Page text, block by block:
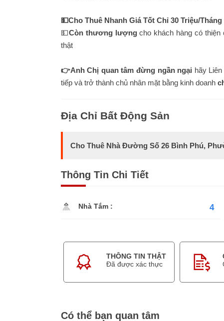
💵Cho Thuê Nhanh Giá Tốt Chỉ 30 Triệu/Tháng
💵Còn thương lượngcho khách hàng có thiện
thật
👉Anh Chị quan tâm đừng ngần ngại hãy
tiếp và trở thành chủ nhân mặt bằng kinh doanh
Địa Chỉ Bất Động Sản
Cho Thuê Nhà Đường Số 26 Bình Phú,
Thông Tin Chi Tiết
Nhà Tắm : 4
THÔNG TIN THẬT
Đã được xác thực
Có thể bạn quan tâm